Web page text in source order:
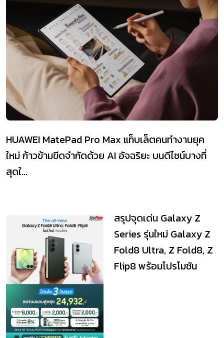
HUAWEI MatePad Pro Max แท็บเล็ตคนทำงานยุค
ใหม่ ก้าวข้ามขีดจำกัดด้วย AI อัจฉริยะ บนดีไซน์บางที่
สุดใ...
สรุปจุดเด่น Galaxy Z
Series รุ่นใหม่ Galaxy Z
Fold8 Ultra, Z Fold8, Z
Flip8 พร้อมโปรโมชัน